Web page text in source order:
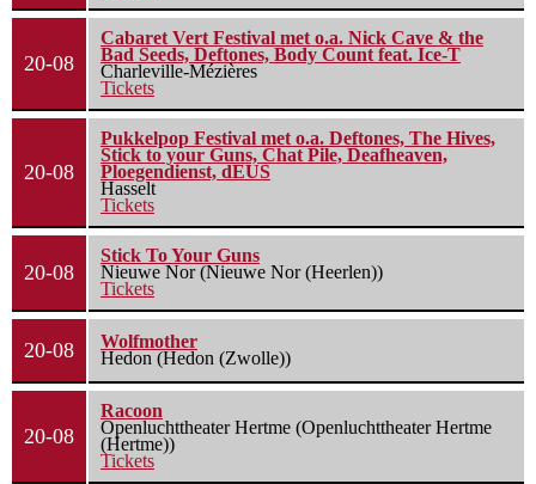
20-08
Cabaret Vert Festival met o.a. Nick Cave & the
Bad Seeds, Deftones, Body Count feat. Ice-T
Charleville-Mézières
Tickets
20-08
Pukkelpop Festival met o.a. Deftones, The Hives,
Stick to your Guns, Chat Pile, Deafheaven,
Ploegendienst, dEUS
Hasselt
Tickets
20-08
Stick To Your Guns
Nieuwe Nor (Nieuwe Nor (Heerlen))
Tickets
20-08
Wolfmother
Hedon (Hedon (Zwolle))
20-08
Racoon
Openluchttheater Hertme (Openluchttheater Hertme
(Hertme))
Tickets